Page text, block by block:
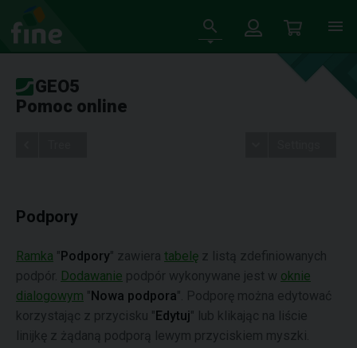
GEO5
Pomoc online
Podpory
Ramka "Podpory" zawiera tabelę z listą zdefiniowanych
podpór. Dodawanie podpór wykonywane jest w oknie
dialogowym "Nowa podpora". Podporę można edytować
korzystając z przycisku "Edytuj" lub klikając na liście
linijkę z żądaną podporą lewym przyciskiem myszki.